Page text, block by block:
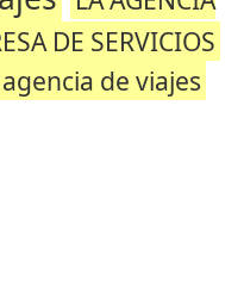
DE SERVICIOS
de viajes